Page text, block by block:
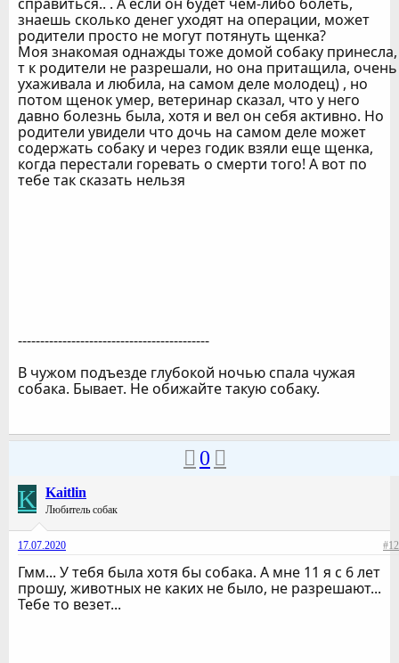
справиться.. . А если он будет чем-либо болеть,
знаешь сколько денег уходят на операции, может
родители просто не могут потянуть щенка?
Моя знакомая однажды тоже домой собаку принесла,
т к родители не разрешали, но она притащила, очень
ухаживала и любила, на самом деле молодец) , но
потом щенок умер, ветеринар сказал, что у него
давно болезнь была, хотя и вел он себя активно. Но
родители увидели что дочь на самом деле может
содержать собаку и через годик взяли еще щенка,
когда перестали горевать о смерти того! А вот по
тебе так сказать нельзя
-------------------------------------------
В чужом подъезде глубокой ночью спала чужая
собака. Бывает. Не обижайте такую собаку.
0
K Kaitlin
Любитель собак
17.07.2020 #12
Гмм... У тебя была хотя бы собака. А мне 11 я с 6 лет
прошу, животных не каких не было, не разрешают...
Тебе то везет...